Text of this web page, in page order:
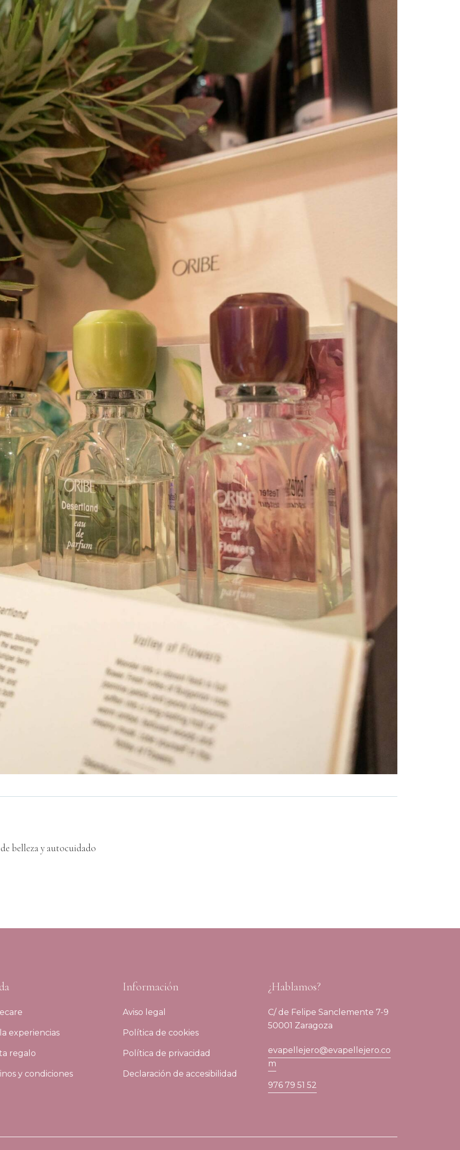
belleza y autocuidado
experiencias
regalo
y condiciones
Información
Aviso legal
Política de cookies
Política de privacidad
Declaración de accesibilidad
¿Hablamos?
C/ de Felipe Sanclemente 7-9
50001 Zaragoza
evapellejero@evapellejero.co
m
976 79 51 52